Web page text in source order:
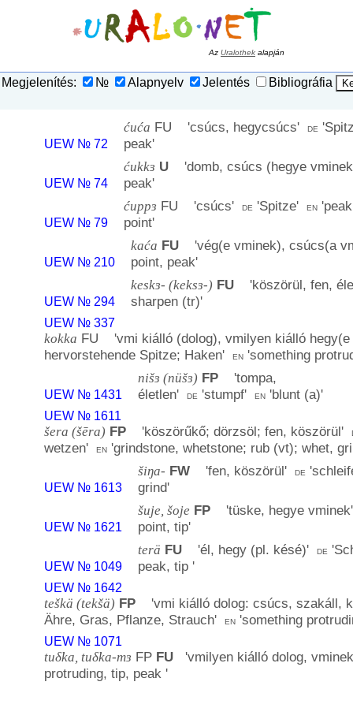
Az Uralothek alapján
Megjelenítés: № Alapnyelv Jelentés Bibliográfia
UEW № 72
ćuća FU 'csúcs, hegycsúcs' de '
peak'
UEW № 74
ćukkɜ U 'domb, csúcs (hegye
peak'
UEW № 79
ćuppɜ FU 'csúcs' de 'Spitze' en '
point'
UEW № 210
kaća FU 'vég(e vminek), csúcs(a
point, peak'
UEW № 294
keskɜ- (keksɜ-) FU 'köszörül, fen,
sharpen (tr)'
UEW № 337
kokka FU 'vmi kiálló (dolog), vmilyen kiálló
hervorstehende Spitze; Haken' en 'something
UEW № 1431
nišɜ (nüšɜ) FP 'tompa,
életlen' de 'stumpf' en 'blunt (a)'
UEW № 1611
šera (šēra) FP 'köszörűkő; dörzsöl; fen, köszörül'
wetzen' en 'grindstone, whetstone; rub (vt); whet,
UEW № 1613
šiŋa- FW 'fen, köszörül' de '
grind'
UEW № 1621
šuje, šoje FP 'tüske, hegye vminek
point, tip'
UEW № 1049
terä FU 'él, hegy (pl. késé)' de '
peak, tip '
UEW № 1642
teškä (tekšä) FP 'vmi kiálló dolog: csúcs, szakáll,
Ähre, Gras, Pflanze, Strauch' en 'something
UEW № 1071
tuδ̕ka, tuδ̕ka-mɜ FP FU 'vmilyen kiálló dolog,
protruding, tip, peak '